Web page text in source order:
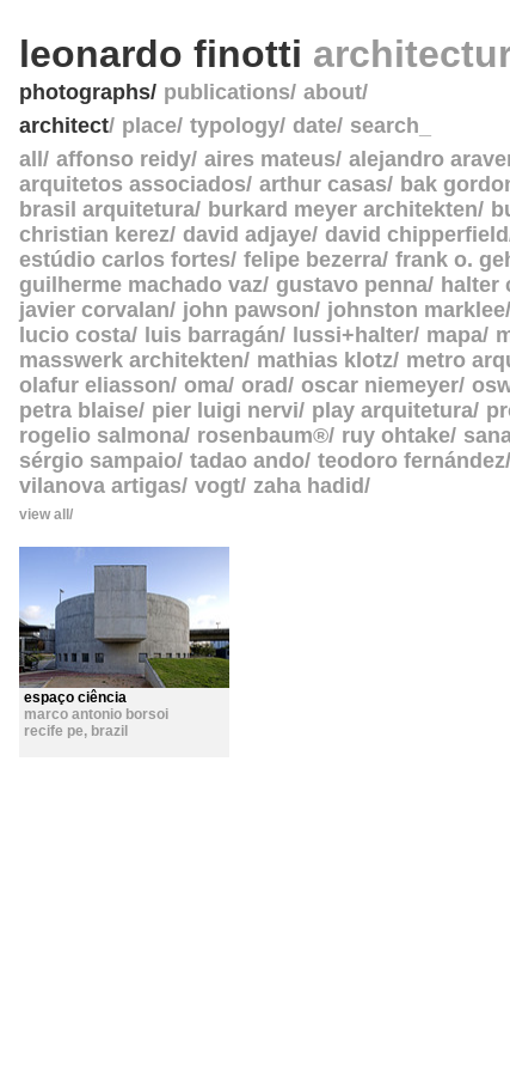
leonardo finotti
photographs publications about
architect place typology date search_
all
affonso reidy aires mateus alejandro
arquitetos associados arthur casas bak
brasil arquitetura
burkard meyer architekten
christian kerez david adjaye david chipperfield
estúdio carlos fortes felipe bezerra frank o.
guilherme machado vaz gustavo penna halter
javier corvalan
john pawson johnston marklee
lucio costa
luis barragán lussi+halter mapa
masswerk architekten
mathias klotz metro
olafur eliasson oma orad oscar niemeyer
petra blaise pier luigi nervi play arquitetura
rogelio salmona rosenbaum® ruy ohtake
sérgio sampaio tadao ando teodoro fernández
vilanova artigas vogt zaha hadid
view all
espaço ciência
marco antonio borsoi
recife pe, brazil